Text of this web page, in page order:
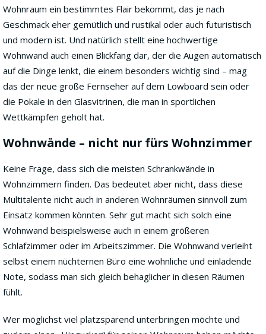
Wohnraum ein bestimmtes Flair bekommt, das je nach
Geschmack eher gemütlich und rustikal oder auch futuristisch
und modern ist. Und natürlich stellt eine hochwertige
Wohnwand auch einen Blickfang dar, der die Augen automatisch
auf die Dinge lenkt, die einem besonders wichtig sind – mag
das der neue große Fernseher auf dem Lowboard sein oder
die Pokale in den Glasvitrinen, die man in sportlichen
Wettkämpfen geholt hat.
Wohnwände – nicht nur fürs Wohnzimmer
Keine Frage, dass sich die meisten Schrankwände in
Wohnzimmern finden. Das bedeutet aber nicht, dass diese
Multitalente nicht auch in anderen Wohnräumen sinnvoll zum
Einsatz kommen könnten. Sehr gut macht sich solch eine
Wohnwand beispielsweise auch in einem größeren
Schlafzimmer oder im Arbeitszimmer. Die Wohnwand verleiht
selbst einem nüchternen Büro eine wohnliche und einladende
Note, sodass man sich gleich behaglicher in diesen Räumen
fühlt.
Wer möglichst viel platzsparend unterbringen möchte und